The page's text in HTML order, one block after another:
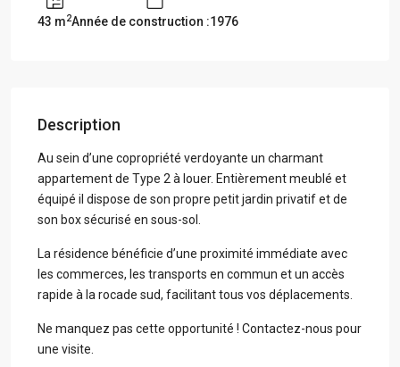
43 m2Année de construction :1976
Description
Au sein d’une copropriété verdoyante un charmant
appartement de Type 2 à louer. Entièrement meublé et
équipé il dispose de son propre petit jardin privatif et de
son box sécurisé en sous-sol.
La résidence bénéficie d’une proximité immédiate avec
les commerces, les transports en commun et un accès
rapide à la rocade sud, facilitant tous vos déplacements.
Ne manquez pas cette opportunité ! Contactez-nous pour
une visite.